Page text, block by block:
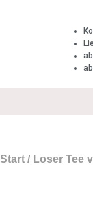
Start / Loser Tee